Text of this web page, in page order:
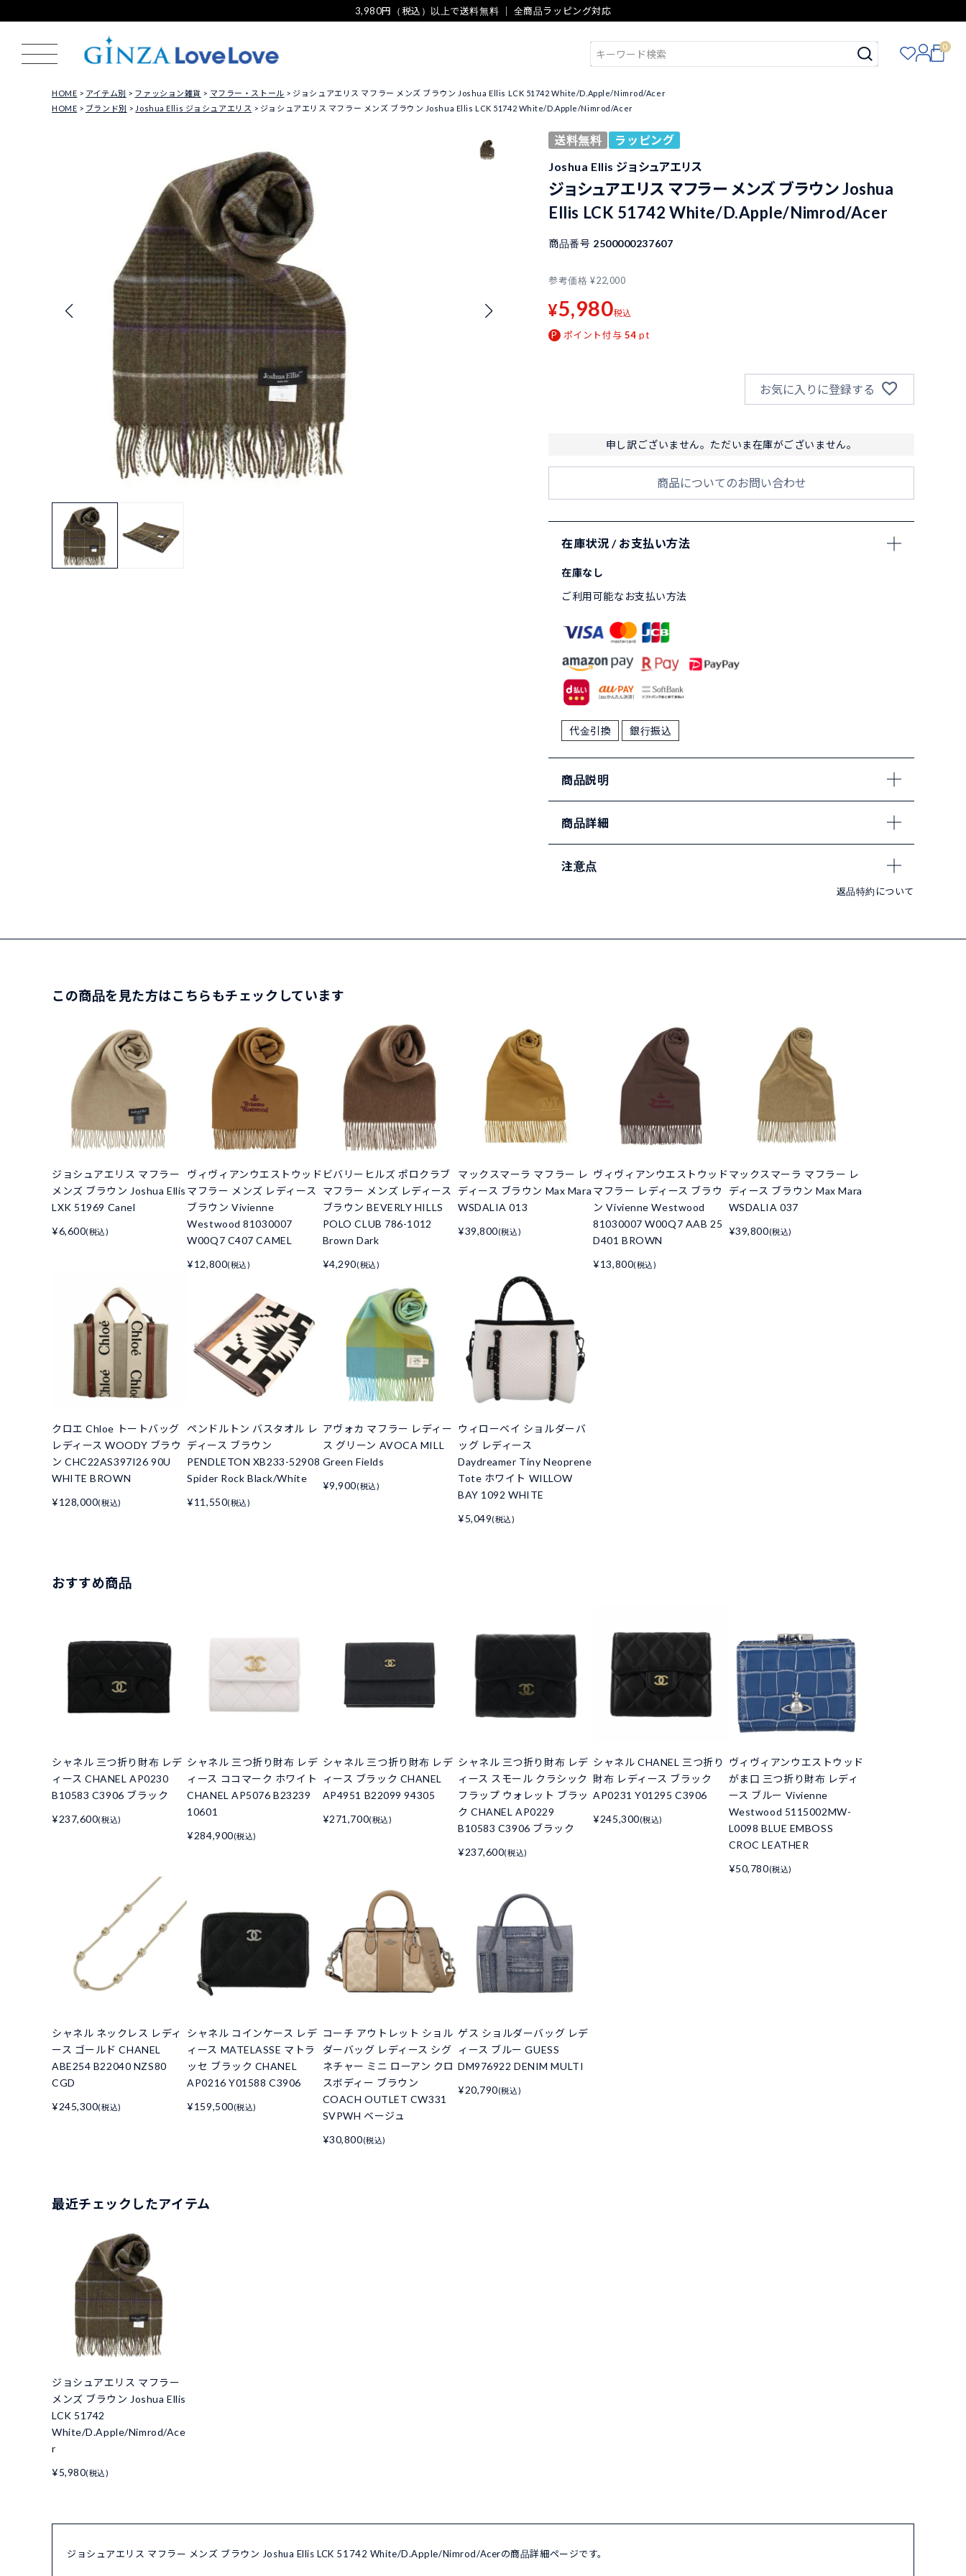
3,980円（税込）以上で送料無料 ｜ 全商品ラッピング対応
0
HOME アイテム別 ファッション雑貨 マフラー・ストール
ジョシュアエリス マフラー メンズ ブラウン Joshua Ellis LCK 51742 White/D.Apple/Nimrod/Acer
HOME
ブランド別 Joshua Ellis ジョシュアエリス ジョシュアエリス マフラー メンズ ブラウン Joshua Ellis LCK 51742 White/D.Apple/Nimrod/Acer
送料無料
ラッピング
Joshua Ellis ジョシュアエリス
ジョシュアエリス マフラー メンズ ブラウン Joshua
Ellis LCK 51742 White/D.Apple/Nimrod/Acer
商品番号 2500000237607
参考価格 ¥22,000
¥5,980税込
ポイント付与 54 pt
お気に入りに登録する
申し訳ございません。ただいま在庫がございません。
商品についてのお問い合わせ
在庫状況 / お支払い方法
在庫なし
ご利用可能なお支払い方法
代金引換 銀行振込
商品説明
商品詳細
注意点
返品特約について
この商品を見た方はこちらもチェックしています
ジョシュアエリス マフラー
メンズ ブラウン Joshua Ellis
LXK 51969 Canel
¥6,600(税込)
ヴィヴィアンウエストウッド
マフラー メンズ レディース
ブラウン Vivienne
Westwood 81030007
W00Q7 C407 CAMEL
¥12,800(税込)
ビバリーヒルズ ポロクラブ
マフラー メンズ レディース
ブラウン BEVERLY HILLS
POLO CLUB 786-1012
Brown Dark
¥4,290(税込)
マックスマーラ マフラー レ
ディース ブラウン Max Mara
WSDALIA 013
¥39,800(税込)
ヴィヴィアンウエストウッド
マフラー レディース ブラウ
ン Vivienne Westwood
81030007 W00Q7 AAB 25
D401 BROWN
¥13,800(税込)
マックスマーラ マフラー レ
ディース ブラウン Max Mara
WSDALIA 037
¥39,800(税込)
クロエ Chloe トートバッグ
レディース WOODY ブラウ
ン CHC22AS397I26 90U
WHITE BROWN
¥128,000(税込)
ペンドルトン バスタオル レ
ディース ブラウン
PENDLETON XB233-52908
Spider Rock Black/White
¥11,550(税込)
アヴォカ マフラー レディー
ス グリーン AVOCA MILL
Green Fields
¥9,900(税込)
ウィローベイ ショルダーバ
ッグ レディース
Daydreamer Tiny Neoprene
Tote ホワイト WILLOW
BAY 1092 WHITE
¥5,049(税込)
おすすめ商品
シャネル 三つ折り財布 レデ
ィース CHANEL AP0230
B10583 C3906 ブラック
¥237,600(税込)
シャネル 三つ折り財布 レデ
ィース ココマーク ホワイト
CHANEL AP5076 B23239
10601
¥284,900(税込)
シャネル 三つ折り財布 レデ
ィース ブラック CHANEL
AP4951 B22099 94305
¥271,700(税込)
シャネル 三つ折り財布 レデ
ィース スモール クラシック
フラップ ウォレット ブラッ
ク CHANEL AP0229
B10583 C3906 ブラック
¥237,600(税込)
シャネル CHANEL 三つ折り
財布 レディース ブラック
AP0231 Y01295 C3906
¥245,300(税込)
ヴィヴィアンウエストウッド
がま口 三つ折り財布 レディ
ース ブルー Vivienne
Westwood 5115002MW-
L0098 BLUE EMBOSS
CROC LEATHER
¥50,780(税込)
シャネル ネックレス レディ
ース ゴールド CHANEL
ABE254 B22040 NZS80
CGD
¥245,300(税込)
シャネル コインケース レデ
ィース MATELASSE マトラ
ッセ ブラック CHANEL
AP0216 Y01588 C3906
¥159,500(税込)
コーチ アウトレット ショル
ダーバッグ レディース シグ
ネチャー ミニ ローアン クロ
スボディー ブラウン
COACH OUTLET CW331
SVPWH ベージュ
¥30,800(税込)
ゲス ショルダーバッグ レデ
ィース ブルー GUESS
DM976922 DENIM MULTI
¥20,790(税込)
最近チェックしたアイテム
ジョシュアエリス マフラー
メンズ ブラウン Joshua Ellis
LCK 51742
White/D.Apple/Nimrod/Ace
r
¥5,980(税込)
ジョシュアエリス マフラー メンズ ブラウン Joshua Ellis LCK 51742 White/D.Apple/Nimrod/Acerの商品詳細ページです。